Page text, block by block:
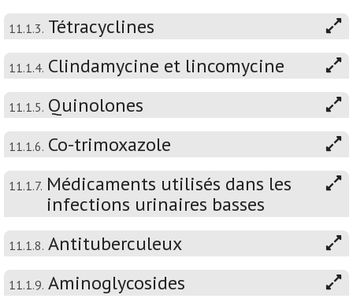
11.1.3. Tétracyclines
11.1.4. Clindamycine et lincomycine
11.1.5. Quinolones
11.1.6. Co-trimoxazole
11.1.7. Médicaments utilisés dans les
infections urinaires basses
11.1.8. Antituberculeux
11.1.9. Aminoglycosides